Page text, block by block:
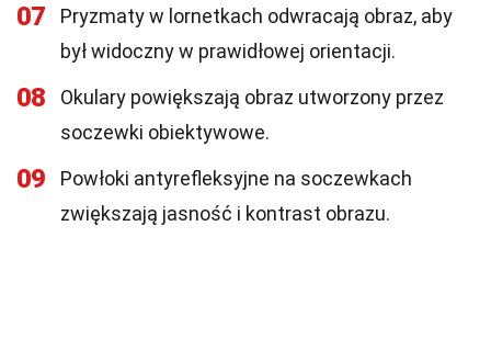
07
Pryzmaty w lornetkach odwracają obraz, aby
był widoczny w prawidłowej orientacji.
08
Okulary powiększają obraz utworzony przez
soczewki obiektywowe.
09
Powłoki antyrefleksyjne na soczewkach
zwiększają jasność i kontrast obrazu.